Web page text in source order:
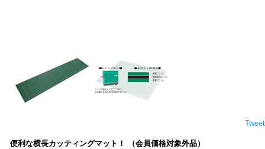
Tweet
便利な横長カッティングマット！ （会員価格対象外品）